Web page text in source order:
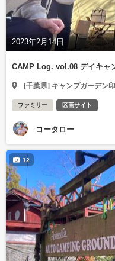
2023年2月14日
CAMP Log. vol.08 デイキャ
[千葉県] キャンプガーデン
ファミリー 区画サイト
コータロー
12